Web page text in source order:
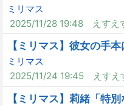
ミリマス
2025/11/28 19:48
えすえ
【ミリマス】彼女の手
ミリマス
2025/11/24 19:45
えすえ
【ミリマス】莉緒「特